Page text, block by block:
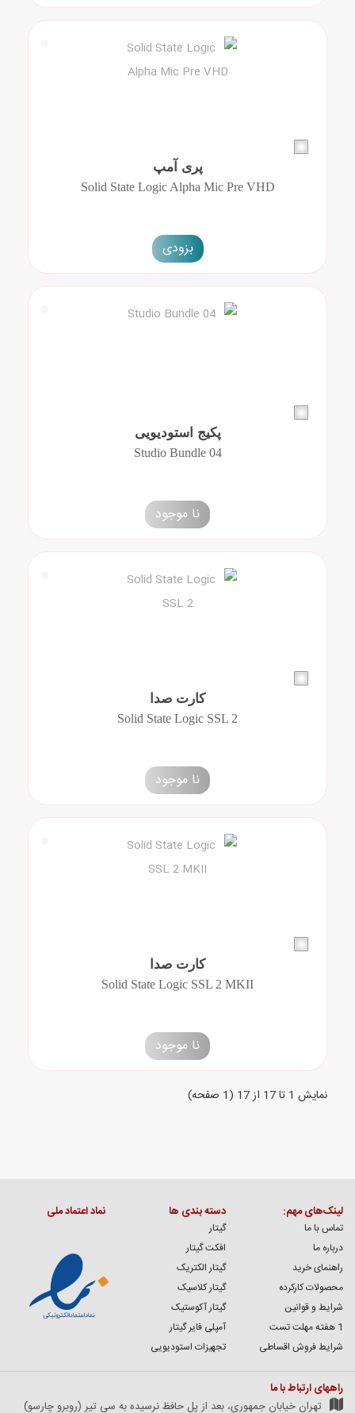
پری آمپ
Solid State Logic Alpha Mic Pre VHD
بزودی
پکیج استودیویی
Studio Bundle 04
نا موجود
کارت صدا
Solid State Logic SSL 2
نا موجود
کارت صدا
Solid State Logic SSL 2 MKII
نا موجود
نمايش 1 تا 17 از 17 (1 صفحه)
لینک‌های مهم:
تماس با ما
درباره ما
راهنمای خرید
محصولات کارکرده
شرایط و قوانین
1 هفته مهلت تست
شرایط فروش اقساطی
دسته بندی ها
گیتار
افکت گیتار
گیتار الکتریک
گیتار کلاسیک
گیتار آکوستیک
آمپلی فایر گیتار
تجهیزات استودیویی
نماد اعتماد ملی
راههای ارتباط با ما
تهران خیابان جمهوری، بعد از پل حافظ نرسیده به سی تیر (روبرو چارسو)